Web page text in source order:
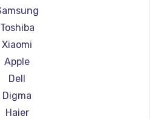
ноутбуков LG
Panasonic
Irbis
Thunderobot
Hasee
ZTE
Hiper
Toshiba
Xiaomi
Apple
Dell
Digma
Haier